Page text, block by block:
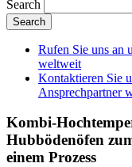
Search
Rufen Sie uns an
weltweit
Kontaktieren Sie
Ansprechpartner
Kombi-
Hubbödenöfen
einem Prozess